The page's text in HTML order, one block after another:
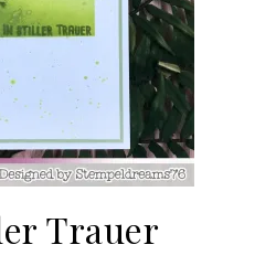
Trauer